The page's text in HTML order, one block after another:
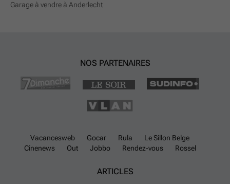
Garage à vendre à Anderlecht
NOS PARTENAIRES
Vacancesweb Gocar Rula
Le Sillon Belge
Cinenews
Out Jobbo Rendez-vous Rossel
ARTICLES